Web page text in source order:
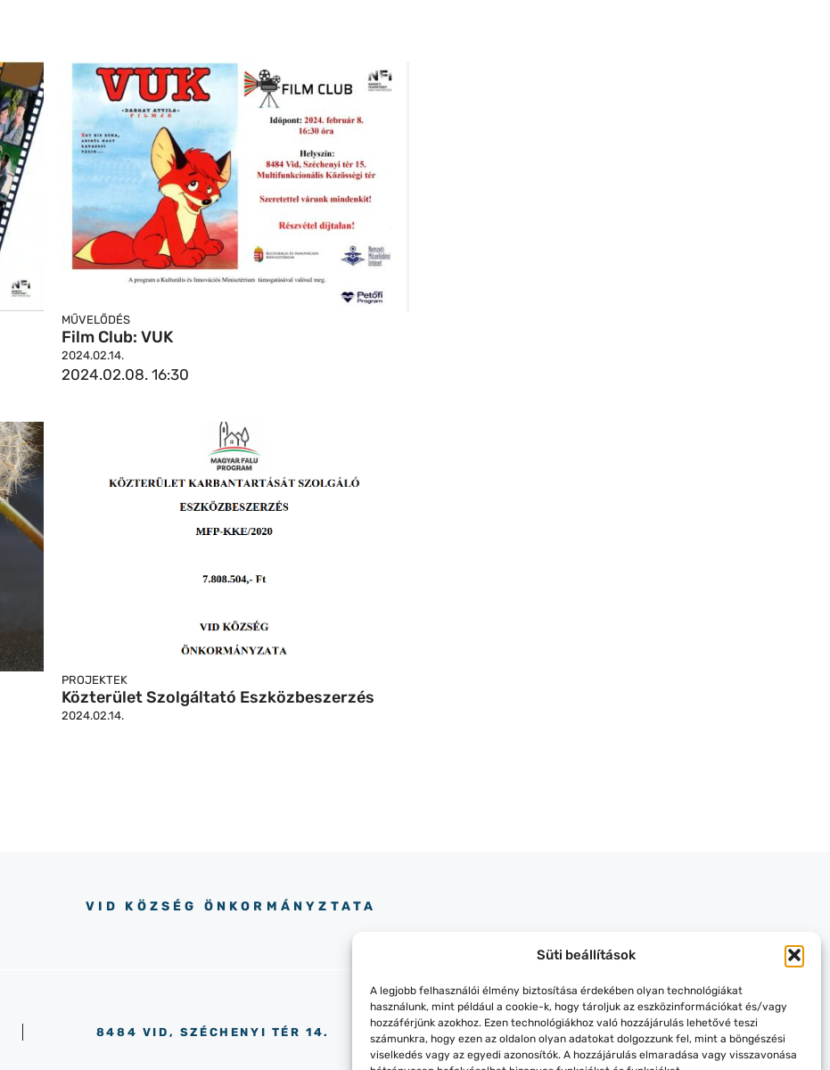
Süti beállítások
A legjobb felhasználói élmény biztosítása érdekében olyan technológiákat
használunk, mint például a cookie-k, hogy tároljuk az eszközinformációkat és/vagy
hozzáférjünk azokhoz. Ezen technológiákhoz való hozzájárulás lehetővé teszi
számunkra, hogy ezen az oldalon olyan adatokat dolgozzunk fel, mint a böngészési
viselkedés vagy az egyedi azonosítók. A hozzájárulás elmaradása vagy visszavonása
MŰVELŐDÉS
Film Club: VUK
2024.02.14.
2024.02.08. 16:30
PROJEKTEK
Közterület Szolgáltató Eszközbeszerzés
2024.02.14.
VID KÖZSÉG ÖNKORMÁNYZTATA
8484 VID, SZÉCHENYI TÉR 14.